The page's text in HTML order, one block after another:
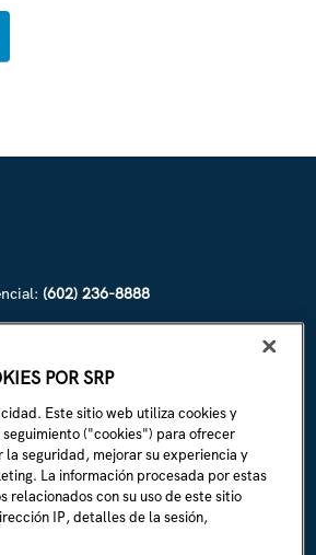
(602) 236-8888
(602) 236-3333
1111
POR SRP
Este sitio web utiliza cookies y
("cookies") para ofrecer
seguridad, mejorar su experiencia y
La información procesada por estas
relacionados con su uso de este sitio
IP, detalles de la sesión,